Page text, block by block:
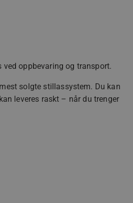
oppbevaring og transport.
solgte stillassystem. Du kan
leveres raskt – når du trenger